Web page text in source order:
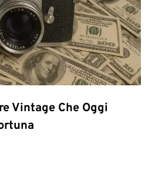
Vintage Che Oggi